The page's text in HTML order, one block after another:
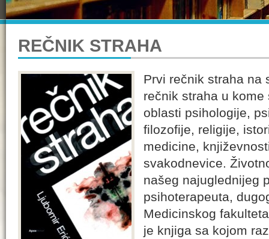
REČNIK STRAHA
Prvi rečnik straha na
rečnik straha u
oblasti psihologije,
filozofije, religije,
medicine,
svakodnevice.
našeg najuglednijeg
psihoterapeuta,
Medicinskog
je knjiga sa kojom